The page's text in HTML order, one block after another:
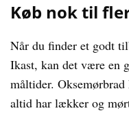
Køb nok til
Når du finder et godt
Ikast, kan det være en
måltider. Oksemørbrad
altid har lækker og